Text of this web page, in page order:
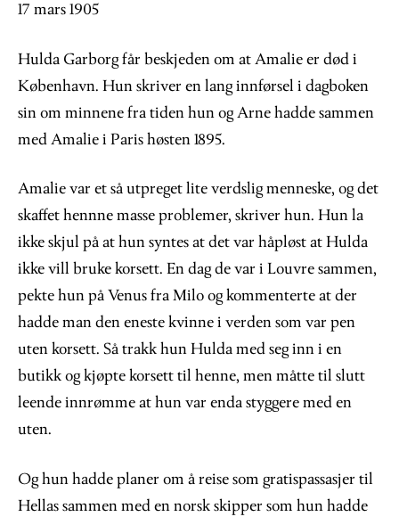
17 mars 1905
Hulda Garborg får beskjeden om at Amalie er død i
København. Hun skriver en lang innførsel i dagboken
sin om minnene fra tiden hun og Arne hadde sammen
med Amalie i Paris høsten 1895.
Amalie var et så utpreget lite verdslig menneske, og det
skaffet hennne masse problemer, skriver hun. Hun la
ikke skjul på at hun syntes at det var håpløst at Hulda
ikke vill bruke korsett. En dag de var i Louvre sammen,
pekte hun på Venus fra Milo og kommenterte at der
hadde man den eneste kvinne i verden som var pen
uten korsett. Så trakk hun Hulda med seg inn i en
butikk og kjøpte korsett til henne, men måtte til slutt
leende innrømme at hun var enda styggere med en
uten.
Og hun hadde planer om å reise som gratispassasjer til
Hellas sammen med en norsk skipper som hun hadde